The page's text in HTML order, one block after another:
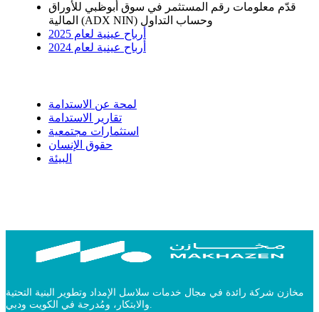
قدّم معلومات رقم المستثمر في سوق أبوظبي للأوراق
المالية (ADX NIN) وحساب التداول
أرباح عينية لعام 2025
أرباح عينية لعام 2024
لمحة عن الاستدامة
تقارير الاستدامة
استثمارات مجتمعية
حقوق الإنسان
البيئة
مخازن شركة رائدة في مجال خدمات سلاسل الإمداد وتطوير البنية التحتية
والابتكار، ومُدرجة في الكويت ودبي.